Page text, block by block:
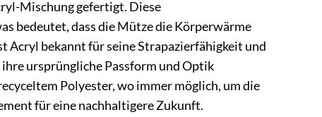
Mischung gefertigt. Diese
bedeutet, dass die Mütze die Körperwärme
Acryl bekannt für seine Strapazierfähigkeit und
ursprüngliche Passform und Optik
Polyester, wo immer möglich, um die
für eine nachhaltigere Zukunft.